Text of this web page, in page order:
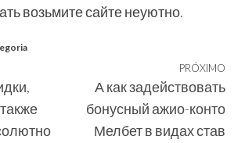
возьмите сайте неуютно.
PRÓXIMO
А как задействовать
бонусный ажио-конто
Мелбет в видах став